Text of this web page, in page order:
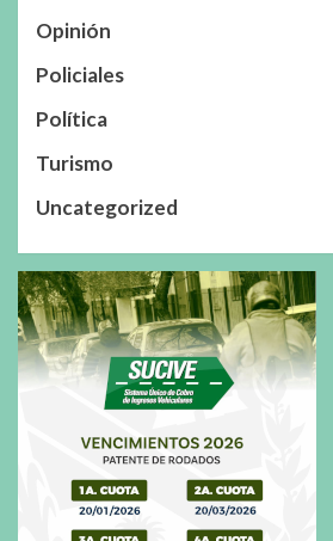
Opinión
Policiales
Política
Turismo
Uncategorized